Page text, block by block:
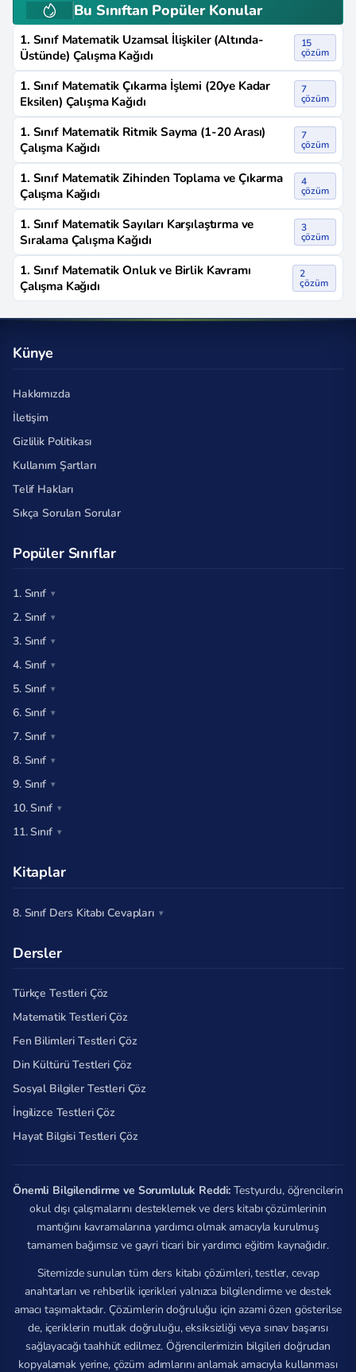
Bu Sınıftan Popüler Konular
1. Sınıf Matematik Uzamsal İlişkiler (Altında-
Üstünde) Çalışma Kağıdı
15
çözüm
1. Sınıf Matematik Çıkarma İşlemi (20ye Kadar
Eksilen) Çalışma Kağıdı
7
çözüm
1. Sınıf Matematik Ritmik Sayma (1-20 Arası)
Çalışma Kağıdı
7
çözüm
1. Sınıf Matematik Zihinden Toplama ve Çıkarma
Çalışma Kağıdı
4
çözüm
1. Sınıf Matematik Sayıları Karşılaştırma ve
Sıralama Çalışma Kağıdı
3
çözüm
1. Sınıf Matematik Onluk ve Birlik Kavramı
Çalışma Kağıdı
2
çözüm
Künye
Hakkımızda
İletişim
Gizlilik Politikası
Kullanım Şartları
Telif Hakları
Sıkça Sorulan Sorular
Popüler Sınıflar
1. Sınıf
2. Sınıf
3. Sınıf
4. Sınıf
5. Sınıf
6. Sınıf
7. Sınıf
8. Sınıf
9. Sınıf
10. Sınıf
11. Sınıf
Kitaplar
8. Sınıf Ders Kitabı Cevapları
Dersler
Türkçe Testleri Çöz
Matematik Testleri Çöz
Fen Bilimleri Testleri Çöz
Din Kültürü Testleri Çöz
Sosyal Bilgiler Testleri Çöz
İngilizce Testleri Çöz
Hayat Bilgisi Testleri Çöz
Önemli Bilgilendirme ve Sorumluluk Reddi: Testyurdu, öğrencilerin
okul dışı çalışmalarını desteklemek ve ders kitabı çözümlerinin
mantığını kavramalarına yardımcı olmak amacıyla kurulmuş
tamamen bağımsız ve gayri ticari bir yardımcı eğitim kaynağıdır.
Sitemizde sunulan tüm ders kitabı çözümleri, testler, cevap
anahtarları ve rehberlik içerikleri yalnızca bilgilendirme ve destek
amacı taşımaktadır. Çözümlerin doğruluğu için azami özen gösterilse
de, içeriklerin mutlak doğruluğu, eksiksizliği veya sınav başarısı
sağlayacağı taahhüt edilmez. Öğrencilerimizin bilgileri doğrudan
kopyalamak yerine, çözüm adımlarını anlamak amacıyla kullanması